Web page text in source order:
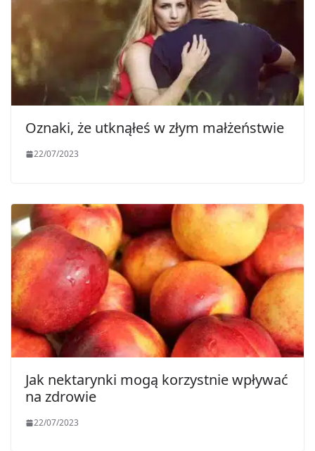
Oznaki, że utknąłeś w złym małżeństwie
22/07/2023
Jak nektarynki mogą korzystnie wpływać
na zdrowie
22/07/2023